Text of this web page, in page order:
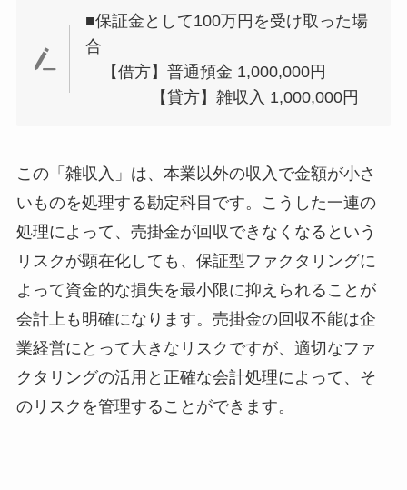
■保証金として100万円を受け取った場
合
【借方】普通預金 1,000,000円
【貸方】雑収入 1,000,000円
この「雑収入」は、本業以外の収入で金額が小さ
いものを処理する勘定科目です。こうした一連の
処理によって、売掛金が回収できなくなるという
リスクが顕在化しても、保証型ファクタリングに
よって資金的な損失を最小限に抑えられることが
会計上も明確になります。売掛金の回収不能は企
業経営にとって大きなリスクですが、適切なファ
クタリングの活用と正確な会計処理によって、そ
のリスクを管理することができます。